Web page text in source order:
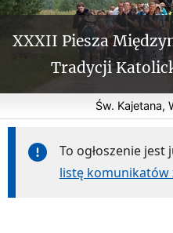
XXXII Piesza
Tradycji
Św. Kajetana,
To ogłoszenie jest
listę komunikatów